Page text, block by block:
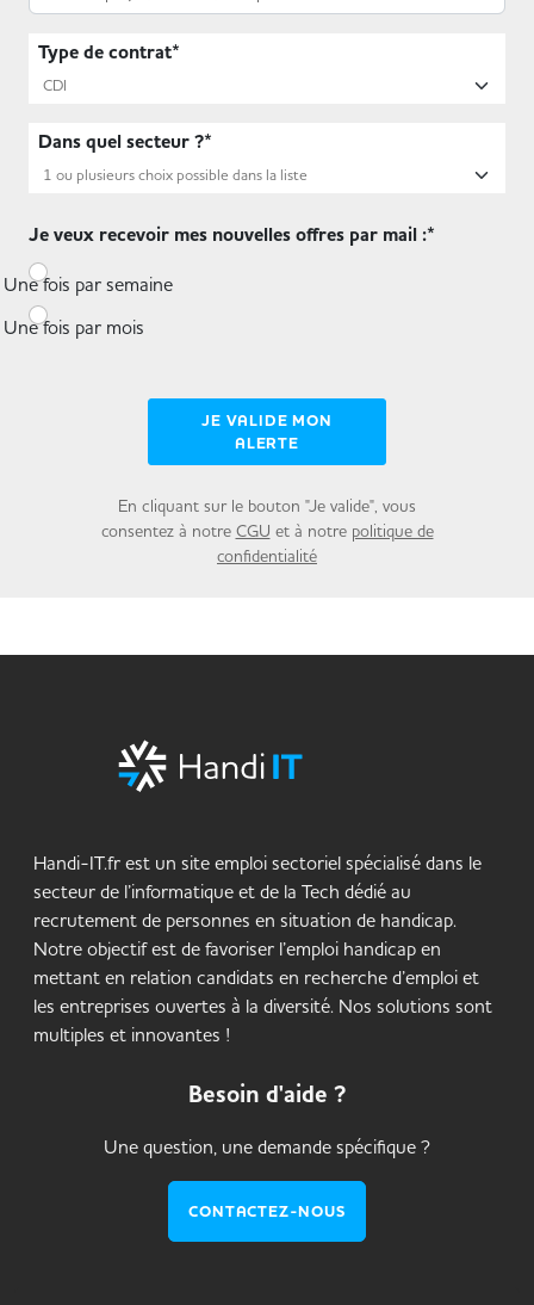
Type de contrat*
Dans quel secteur ?*
Je veux recevoir mes nouvelles offres par mail :*
Une fois par semaine
Une fois par mois
JE VALIDE MON
ALERTE
En cliquant sur le bouton "Je valide", vous
consentez à notre CGU et à notre politique de
confidentialité
Handi-IT.fr est un site emploi sectoriel spécialisé dans le
secteur de l’informatique et de la Tech dédié au
recrutement de personnes en situation de handicap.
Notre objectif est de favoriser l’emploi handicap en
mettant en relation candidats en recherche d’emploi et
les entreprises ouvertes à la diversité. Nos solutions sont
multiples et innovantes !
Besoin d'aide ?
Une question, une demande spécifique ?
CONTACTEZ-NOUS